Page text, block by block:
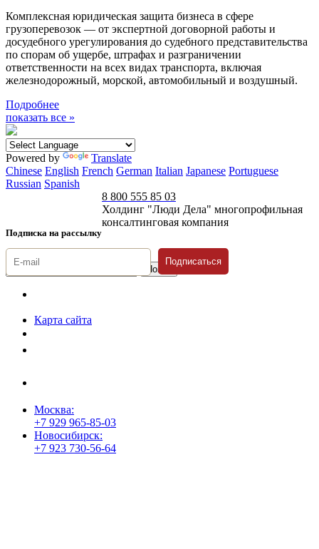
Комплексная юридическая защита бизнеса в сфере
грузоперевозок — от экспертной договорной работы и
досудебного урегулирования до судебного представительства
по спорам об ущербе, штрафах и разграничении
ответственности на всех видах транспорта, включая
железнодорожный, морской, автомобильный и воздушный.
Подробнее
показать все »
Powered by
Translate
Chinese English French German Italian Japanese Portuguese
Russian Spanish
Подписка на рассылку
8 800 555 85 03
Холдинг "Люди Дела" многопрофильная
консалтинговая компания
Подписаться
Карта сайта
Москва:
+7 929 965-85-03
Новосибирск:
+7 923 730-56-64